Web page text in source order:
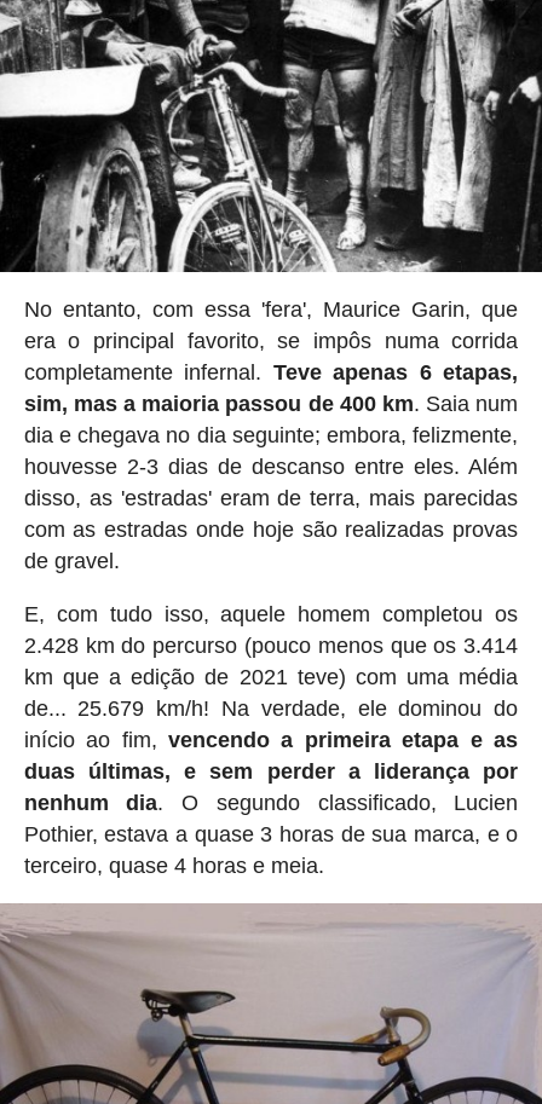
No entanto, com essa 'fera', Maurice Garin, que
era o principal favorito, se impôs numa corrida
completamente infernal. Teve apenas 6 etapas,
sim, mas a maioria passou de 400 km. Saia num
dia e chegava no dia seguinte; embora, felizmente,
houvesse 2-3 dias de descanso entre eles. Além
disso, as 'estradas' eram de terra, mais parecidas
com as estradas onde hoje são realizadas provas
de gravel.
E, com tudo isso, aquele homem completou os
2.428 km do percurso (pouco menos que os 3.414
km que a edição de 2021 teve) com uma média
de... 25.679 km/h! Na verdade, ele dominou do
início ao fim,vencendo a primeira etapa e as
duas últimas, e sem perder a liderança por
nenhum dia. O segundo classificado, Lucien
Pothier, estava a quase 3 horas de sua marca, e o
terceiro, quase 4 horas e meia.